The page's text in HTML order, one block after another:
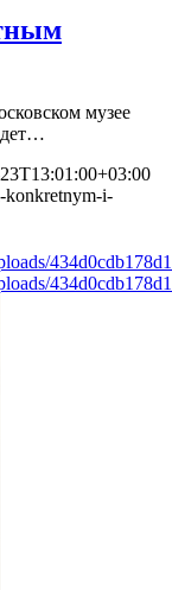
музее
konkretnym-i-